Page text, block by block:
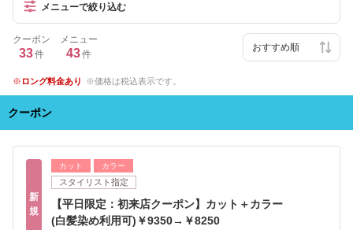
メニューで絞り込む
クーポン
33件
メニュー
43件
ロング料金あり 価格は税込表示です。
クーポン
新
規
カット カラー
スタイリスト指定
【平日限定：初来店クーポン】カット＋カラー
(白髪染め利用可)￥9350→￥8250